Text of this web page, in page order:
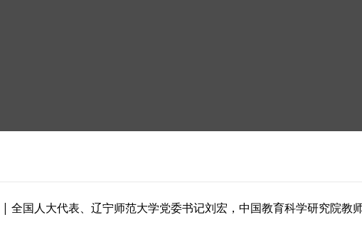
全国人大代表、辽宁师范大学党委书记刘宏，中国教育科学研究院教